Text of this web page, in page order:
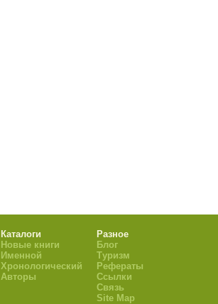
Каталоги
Новые книги
Именной
Хронологический
Авторы
Разное
Блог
Туризм
Рефераты
Ссылки
Связь
Site Map